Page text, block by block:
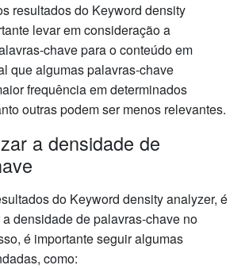
resultados do Keyword density
levar em consideração a
chave para o conteúdo em
que algumas palavras-chave
frequência em determinados
outras podem ser menos relevantes.
a densidade de
do Keyword density analyzer, é
densidade de palavras-chave no
é importante seguir algumas
como: